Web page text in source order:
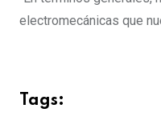
electromecánicas que
Tags: